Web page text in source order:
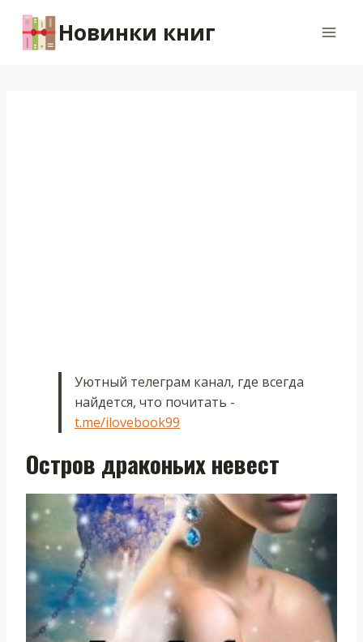
содержимому
Новинки книг
Уютный телеграм канал, где всегда
найдется, что почитать -
t.me/ilovebook99
Остров драконьих невест